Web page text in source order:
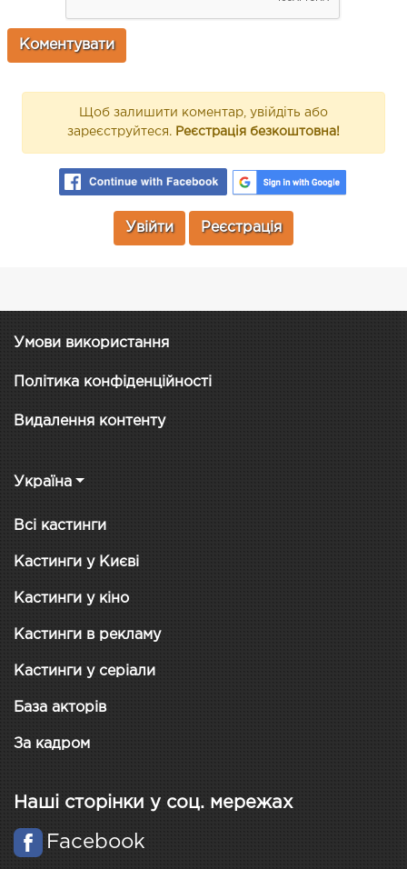
Щоб залишити коментар, увійдіть або
зареєструйтеся. Реєстрація безкоштовна!
Увійти Реєстрація
Умови використання
Політика конфіденційності
Видалення контенту
Україна
Всі кастинги
Кастинги у Києві
Кастинги у кіно
Кастинги в рекламу
Кастинги у серіали
База акторів
За кадром
Наші сторінки у соц. мережах
Facebook